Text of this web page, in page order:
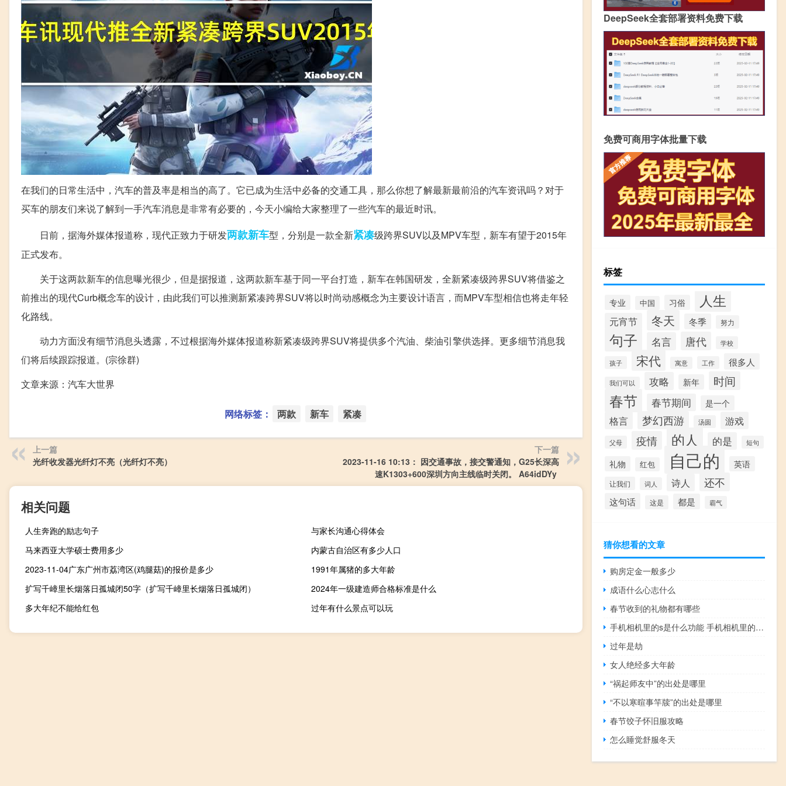
在我们的日常生活中，汽车的普及率是相当的高了。它已成为生活中必备的交通工具，那么你想了解最新最前沿的汽车资讯吗？对于
买车的朋友们来说了解到一手汽车消息是非常有必要的，今天小编给大家整理了一些汽车的最近时讯。
日前，据海外媒体报道称，现代正致力于研发两款新车型，分别是一款全新紧凑级跨界SUV以及MPV车型，新车有望于2015年
正式发布。
关于这两款新车的信息曝光很少，但是据报道，这两款新车基于同一平台打造，新车在韩国研发，全新紧凑级跨界SUV将借鉴之
前推出的现代Curb概念车的设计，由此我们可以推测新紧凑跨界SUV将以时尚动感概念为主要设计语言，而MPV车型相信也将走年轻
化路线。
动力方面没有细节消息头透露，不过根据海外媒体报道称新紧凑级跨界SUV将提供多个汽油、柴油引擎供选择。更多细节消息我
们将后续跟踪报道。(宗徐群)
文章来源：汽车大世界
网络标签： 两款 新车 紧凑
上一篇
光纤收发器光纤灯不亮（光纤灯不亮）
下一篇
2023-11-16 10:13： 因交通事故，接交警通知，G25长深高
速K1303+600深圳方向主线临时关闭。 A64idDYy ​​​
相关问题
人生奔跑的励志句子
与家长沟通心得体会
马来西亚大学硕士费用多少
内蒙古自治区有多少人口
2023-11-04广东广州市荔湾区(鸡腿菇)的报价是多少
1991年属猪的多大年龄
扩写千嶂里长烟落日孤城闭50字（扩写千嶂里长烟落日孤城闭）
2024年一级建造师合格标准是什么
多大年纪不能给红包
过年有什么景点可以玩
DeepSeek全套部署资料免费下载
免费可商用字体批量下载
标签
专业 中国 习俗 人生
元宵节 冬天 冬季 努力
句子 名言 唐代 学校
孩子 宋代 寓意 工作 很多人
我们可以 攻略 新年 时间
春节 春节期间 是一个
格言 梦幻西游 汤圆 游戏
父母 疫情 的人 的是 短句
礼物 红包 自己的 英语
让我们 词人 诗人 还不
这句话 这是 都是 霸气
猜你想看的文章
购房定金一般多少
成语什么心志什么
春节收到的礼物都有哪些
手机相机里的s是什么功能 手机相机里的s什么意思
过年是劫
女人绝经多大年龄
“祸起师友中”的出处是哪里
“不以寒暄事竿牍”的出处是哪里
春节饺子怀旧服攻略
怎么睡觉舒服冬天